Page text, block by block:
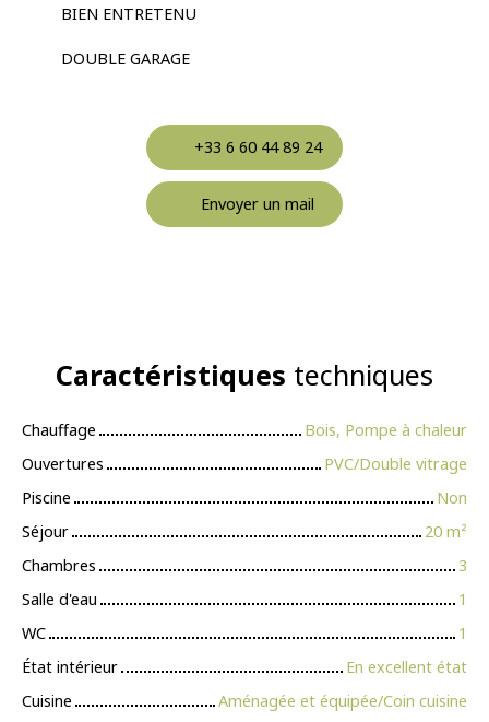
BIEN ENTRETENU
DOUBLE GARAGE
+33 6 60 44 89 24
Envoyer un mail
Caractéristiques techniques
Chauffage
Bois, Pompe à chaleur
Ouvertures
PVC/Double vitrage
Piscine
Non
Séjour
20 m²
Chambres
3
Salle d'eau
1
WC
1
État intérieur
En excellent état
Cuisine
Aménagée et équipée/Coin cuisine